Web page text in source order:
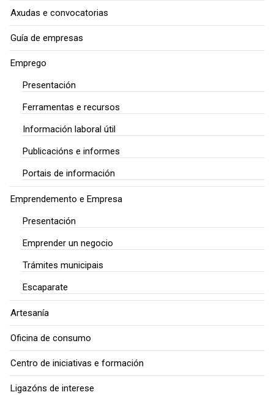
Axudas e convocatorias
Guía de empresas
Emprego
Presentación
Ferramentas e recursos
Información laboral útil
Publicacións e informes
Portais de información
Emprendemento e Empresa
Presentación
Emprender un negocio
Trámites municipais
Escaparate
Artesanía
Oficina de consumo
Centro de iniciativas e formación
Ligazóns de interese